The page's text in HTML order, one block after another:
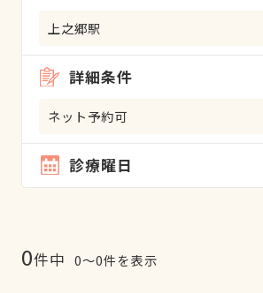
上之郷駅
詳細条件
ネット予約可
診療曜日
0件中 0〜0件を表示